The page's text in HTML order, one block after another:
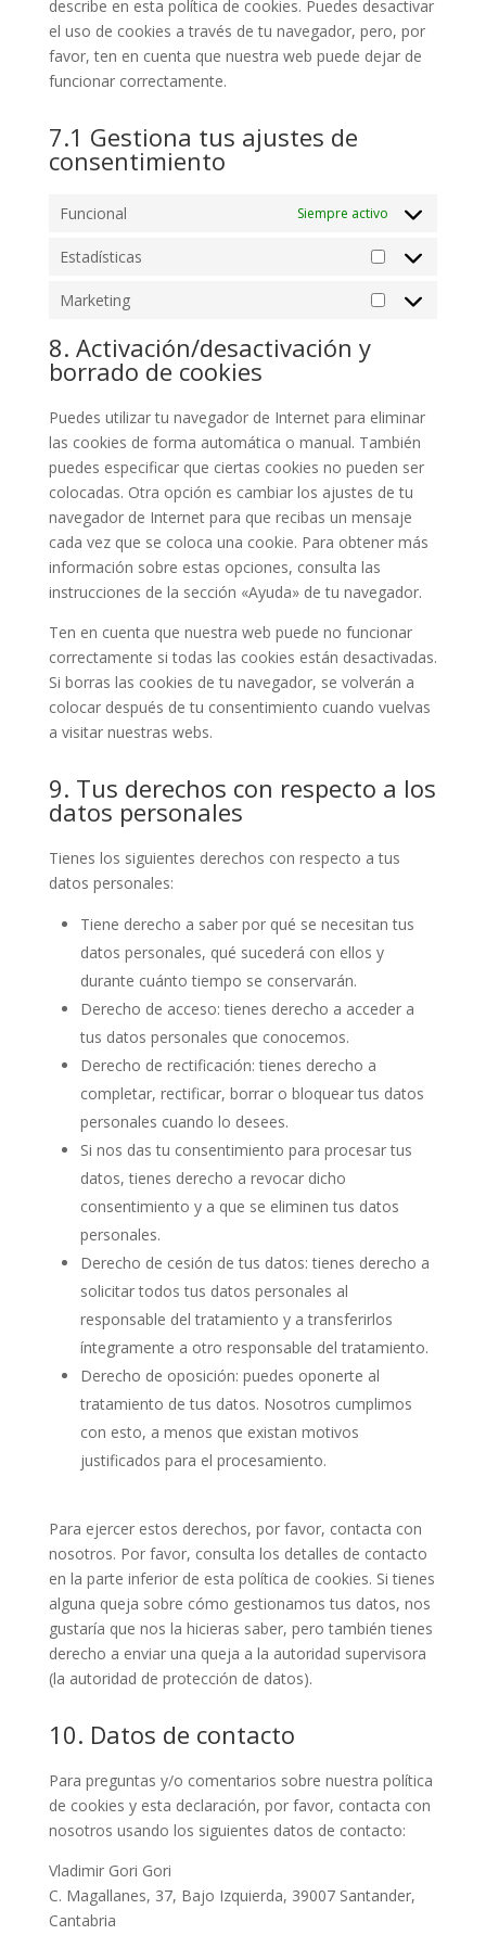
describe en esta política de cookies. Puedes desactivar
el uso de cookies a través de tu navegador, pero, por
favor, ten en cuenta que nuestra web puede dejar de
funcionar correctamente.
7.1 Gestiona tus ajustes de
consentimiento
Funcional Siempre activo
Estadísticas
Estadísticas
Marketing
Marketing
8. Activación/desactivación y
borrado de cookies
Puedes utilizar tu navegador de Internet para eliminar
las cookies de forma automática o manual. También
puedes especificar que ciertas cookies no pueden ser
colocadas. Otra opción es cambiar los ajustes de tu
navegador de Internet para que recibas un mensaje
cada vez que se coloca una cookie. Para obtener más
información sobre estas opciones, consulta las
instrucciones de la sección «Ayuda» de tu navegador.
Ten en cuenta que nuestra web puede no funcionar
correctamente si todas las cookies están desactivadas.
Si borras las cookies de tu navegador, se volverán a
colocar después de tu consentimiento cuando vuelvas
a visitar nuestras webs.
9. Tus derechos con respecto a los
datos personales
Tienes los siguientes derechos con respecto a tus
datos personales:
Tiene derecho a saber por qué se necesitan tus
datos personales, qué sucederá con ellos y
durante cuánto tiempo se conservarán.
Derecho de acceso: tienes derecho a acceder a
tus datos personales que conocemos.
Derecho de rectificación: tienes derecho a
completar, rectificar, borrar o bloquear tus datos
personales cuando lo desees.
Si nos das tu consentimiento para procesar tus
datos, tienes derecho a revocar dicho
consentimiento y a que se eliminen tus datos
personales.
Derecho de cesión de tus datos: tienes derecho a
solicitar todos tus datos personales al
responsable del tratamiento y a transferirlos
íntegramente a otro responsable del tratamiento.
Derecho de oposición: puedes oponerte al
tratamiento de tus datos. Nosotros cumplimos
con esto, a menos que existan motivos
justificados para el procesamiento.
Para ejercer estos derechos, por favor, contacta con
nosotros. Por favor, consulta los detalles de contacto
en la parte inferior de esta política de cookies. Si tienes
alguna queja sobre cómo gestionamos tus datos, nos
gustaría que nos la hicieras saber, pero también tienes
derecho a enviar una queja a la autoridad supervisora
(la autoridad de protección de datos).
10. Datos de contacto
Para preguntas y/o comentarios sobre nuestra política
de cookies y esta declaración, por favor, contacta con
nosotros usando los siguientes datos de contacto:
Vladimir Gori Gori
C. Magallanes, 37, Bajo Izquierda, 39007 Santander,
Cantabria